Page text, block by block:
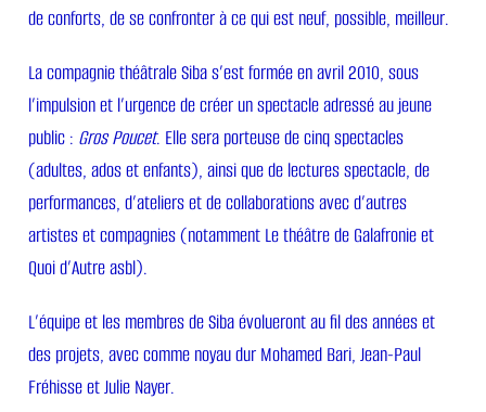
de conforts, de se confronter à ce qui est neuf, possible, meilleur.
La compagnie théâtrale Siba s’est formée en avril 2010, sous
l’impulsion et l’urgence de créer un spectacle adressé au jeune
public : Gros Poucet. Elle sera porteuse de cinq spectacles
(adultes, ados et enfants), ainsi que de lectures spectacle, de
performances, d’ateliers et de collaborations avec d’autres
artistes et compagnies (notamment Le théâtre de Galafronie et
Quoi d’Autre asbl).
L’équipe et les membres de Siba évolueront au fil des années et
des projets, avec comme noyau dur Mohamed Bari, Jean-Paul
Fréhisse et Julie Nayer.